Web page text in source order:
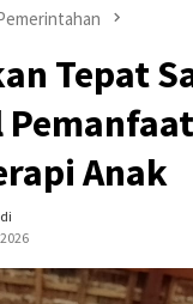
Tepat
Anak